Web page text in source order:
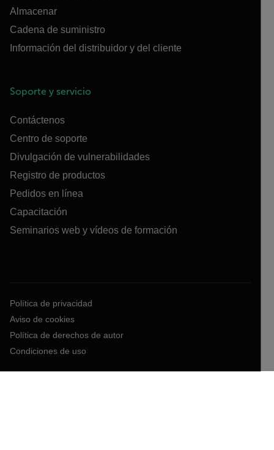
Almacenar
Cadena de suministro
Información del distribuidor y del cliente
Soporte y servicio
Contáctenos
Centro de soporte
Divulgación de vulnerabilidades
Registro de productos
Pedidos en línea
Capacitación
Seminarios web y vídeos de formación
Política de privacidad
Aviso de cookies
Política de derechos de autor
Condiciones de uso